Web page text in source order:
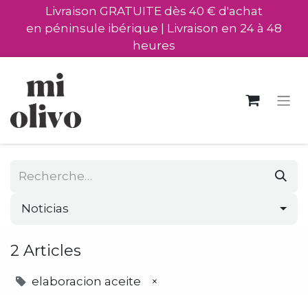
Livraison GRATUITE dès 40 € d'achat
en péninsule ibérique | Livraison en 24 à 48
heures
Noticias
2 Articles
elaboracion aceite ×